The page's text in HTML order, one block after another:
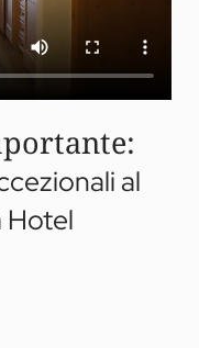
al
Hotel